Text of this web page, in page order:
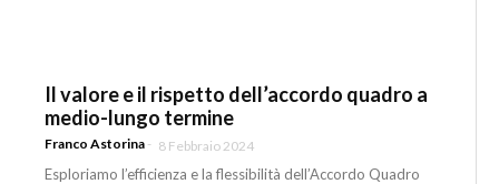
Il valore e il rispetto dell’accordo quadro a
medio-lungo termine
Franco Astorina - 8 Febbraio 2024
Esploriamo l’efficienza e la flessibilità dell’Accordo Quadro